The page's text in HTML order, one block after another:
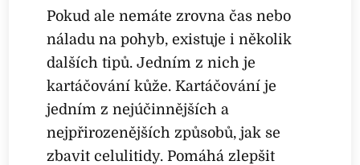
Pokud ale nemáte zrovna čas nebo
náladu na pohyb, existuje i několik
dalších tipů. Jedním z nich je
kartáčování kůže. Kartáčování je
jedním z nejúčinnějších a
nejpřirozenějších způsobů, jak se
zbavit celulitidy. Pomáhá zlepšit